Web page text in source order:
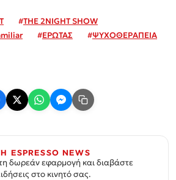
#THE 2NIGHT SHOW
#ΕΡΩΤΑΣ #ΨΥΧΟΘΕΡΑΠΕΙΑ
NEWS
δωρεάν εφαρμογή και διαβάστε
στο κινητό σας.